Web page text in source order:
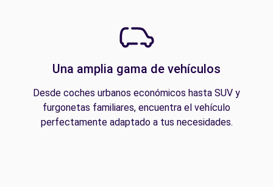
Una amplia gama de vehículos
Desde coches urbanos económicos hasta SUV y
furgonetas familiares, encuentra el vehículo
perfectamente adaptado a tus necesidades.